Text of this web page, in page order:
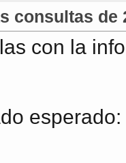
consultas de
con la
esperado: